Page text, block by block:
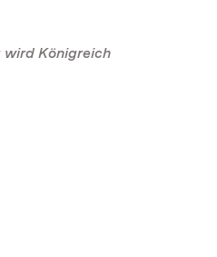
wird Königreich